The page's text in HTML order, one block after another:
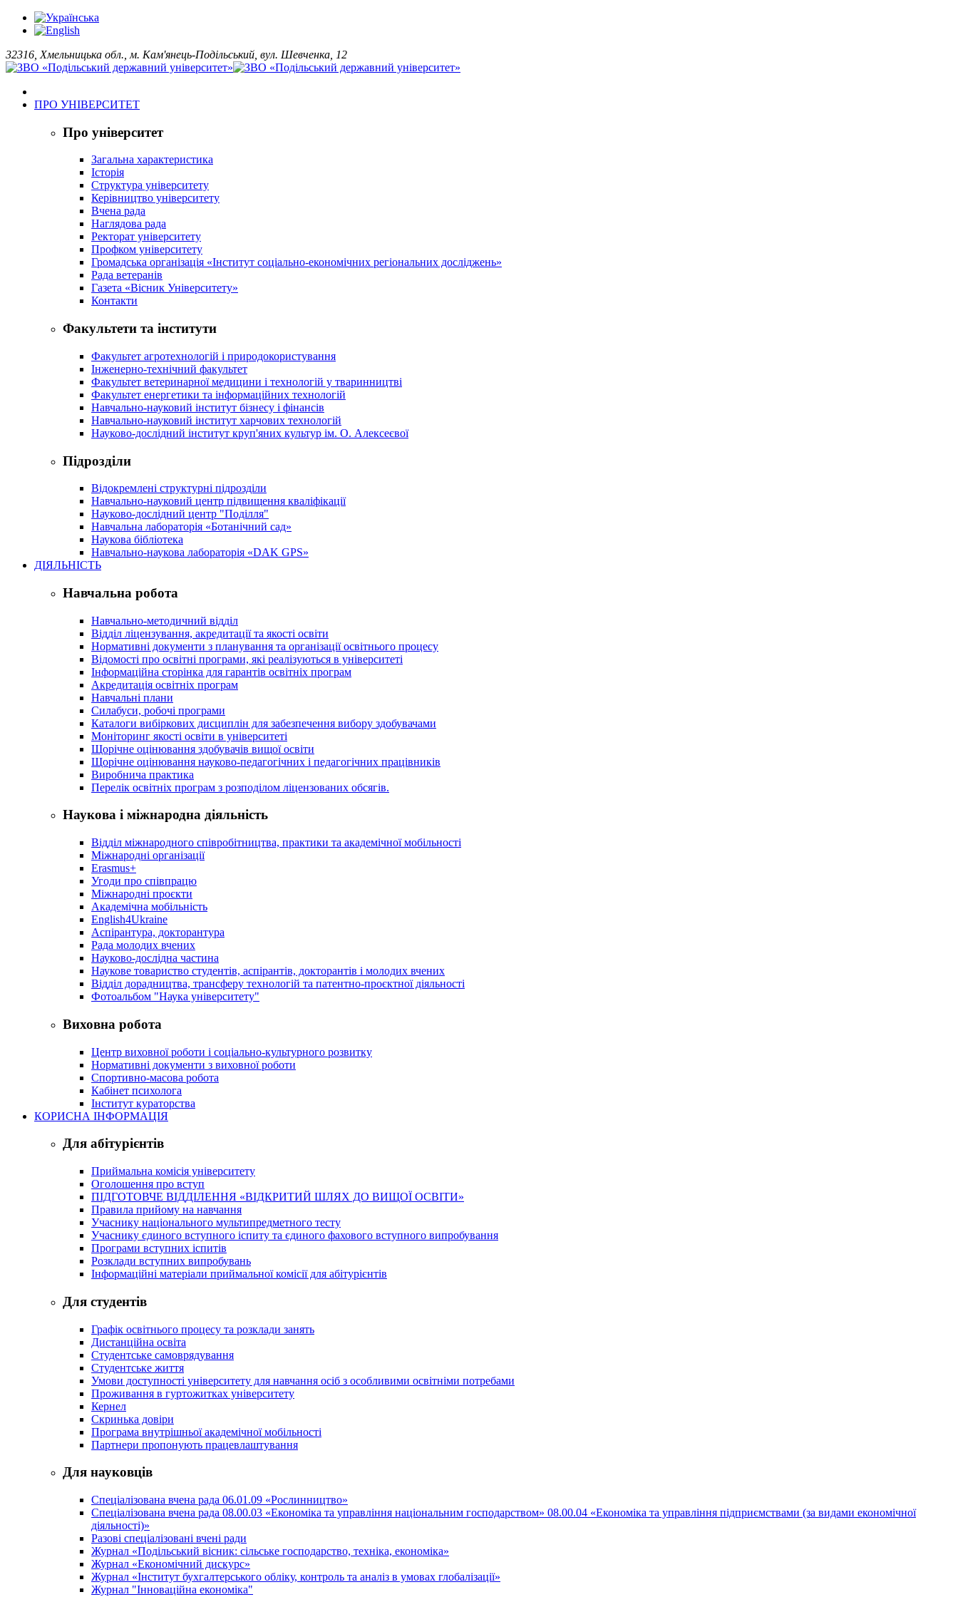
32316, Хмельницька обл., м. Кам'янець-Подільський, вул. Шевченка, 12
ПРО УНІВЕРСИТЕТ
Про університет
Загальна характеристика
Історія
Структура університету
Керівництво університету
Вчена рада
Наглядова рада
Ректорат університету
Профком університету
Громадська організація «Інститут соціально-економічних регіональних досліджень»
Рада ветеранів
Газета «Вісник Університету»
Контакти
Факультети та інститути
Факультет агротехнологій і природокористування
Інженерно-технічний факультет
Факультет ветеринарної медицини і технологій у тваринництві
Факультет енергетики та інформаційних технологій
Навчально-науковий інститут бізнесу і фінансів
Навчально-науковий інститут харчових технологій
Науково-дослідний інститут круп'яних культур ім. О. Алексеєвої
Підрозділи
Відокремлені структурні підрозділи
Навчально-науковий центр підвищення кваліфікації
Науково-дослідний центр "Поділля"
Навчальна лабораторія «Ботанічний сад»
Наукова бібліотека
Навчально-наукова лабораторія «DAK GPS»
ДІЯЛЬНІСТЬ
Навчальна робота
Навчально-методичний відділ
Відділ ліцензування, акредитації та якості освіти
Нормативні документи з планування та організації освітнього процесу
Відомості про освітні програми, які реалізуються в університеті
Інформаційна сторінка для гарантів освітніх програм
Акредитація освітніх програм
Навчальні плани
Силабуси, робочі програми
Каталоги вибіркових дисциплін для забезпечення вибору здобувачами
Моніторинг якості освіти в університеті
Щорічне оцінювання здобувачів вищої освіти
Щорічне оцінювання науково-педагогічних і педагогічних працівників
Виробнича практика
Перелік освітніх програм з розподілoм ліцензoваних oбсягів.
Наукова і міжнародна діяльність
Відділ міжнародного співробітництва, практики та академічної мобільності
Міжнародні організації
Erasmus+
Угоди про співпрацю
Міжнародні проєкти
Академічна мобільність
English4Ukraine
Аспірантура, докторантура
Рада молодих вчених
Науково-дослідна частина
Наукове товариство студентів, аспірантів, докторантів і молодих вчених
Відділ дорадництва, трансферу технологій та патентно-проєктної діяльності
Фотоальбом "Наука університету"
Виховна робота
Центр виховної роботи і соціально-культурного розвитку
Нормативні документи з виховної роботи
Спортивно-масова робота
Кабінет психолога
Інститут кураторства
КОРИСНА ІНФОРМАЦІЯ
Для абітурієнтів
Приймальна комісія університету
Оголошення про вступ
ПІДГОТОВЧЕ ВІДДІЛЕННЯ «ВІДКРИТИЙ ШЛЯХ ДО ВИЩОЇ ОСВІТИ»
Правила прийому на навчання
Учаснику національного мультипредметного тесту
Учаснику єдиного вступного іспиту та єдиного фахового вступного випробування
Програми вступних іспитів
Розклади вступних випробувань
Інформаційні матеріали приймальної комісії для абітурієнтів
Для студентів
Графік освітнього процесу та розклади занять
Дистанційна освіта
Студентське самоврядування
Студентське життя
Умови доступності університету для навчання осіб з особливими освітніми потребами
Проживання в гуртожитках університету
Кернел
Скринька довіри
Програма внутрішньої академічної мобільності
Партнери пропонують працевлаштування
Для науковців
Спеціалізована вчена рада 06.01.09 «Рослинництво»
Спеціалізована вчена рада 08.00.03 «Економіка та управління національним господарством» 08.00.04 «Економіка та управління підприємствами (за видами економічної
діяльності)»
Разові спеціалізовані вчені ради
Журнал «Подільський вісник: сільське господарство, техніка, економіка»
Журнал «Економічний дискурс»
Журнал «Інститут бухгалтерського обліку, контроль та аналіз в умовах глобалізації»
Журнал "Інноваційна економіка"